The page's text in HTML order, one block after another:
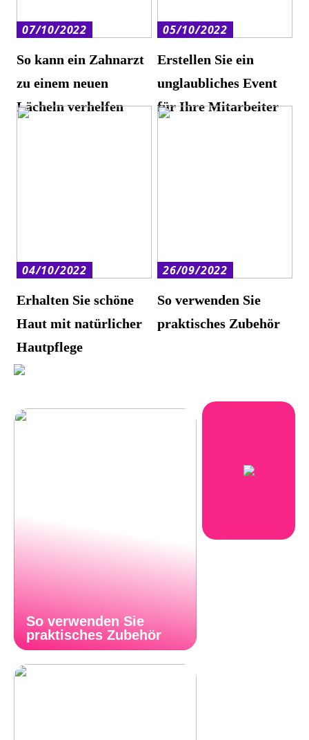
07/10/2022
So kann ein Zahnarzt
zu einem neuen
Lächeln verhelfen
05/10/2022
Erstellen Sie ein
unglaubliches Event
für Ihre Mitarbeiter
04/10/2022
Erhalten Sie schöne
Haut mit natürlicher
Hautpflege
26/09/2022
So verwenden Sie
praktisches Zubehör
So verwenden Sie
praktisches Zubehör